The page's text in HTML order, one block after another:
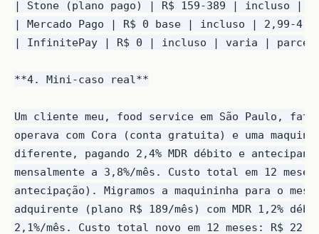
| Stone (plano pago) | R$ 159-389 | incluso |
| Mercado Pago | R$ 0 base | incluso | 2,99-
| InfinitePay | R$ 0 | incluso | varia |
**4. Mini-caso real**
Um cliente meu, food service em São Paulo,
operava com Cora (conta gratuita) e uma
diferente, pagando 2,4% MDR débito e
mensalmente a 3,8%/mês. Custo total em 12
antecipação). Migramos a maquininha para o
adquirente (plano R$ 189/mês) com MDR 1,2%
2,1%/mês. Custo total novo em 12 meses: R$